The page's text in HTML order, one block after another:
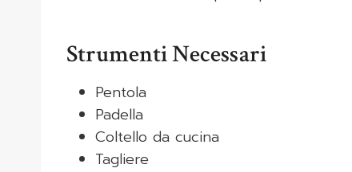
Strumenti Necessari
Pentola
Padella
Coltello da cucina
Tagliere